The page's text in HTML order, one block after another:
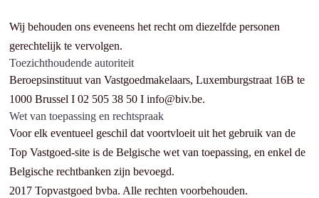
Wij behouden ons eveneens het recht om diezelfde personen
gerechtelijk te vervolgen.
Toezichthoudende autoriteit
Beroepsinstituut van Vastgoedmakelaars, Luxemburgstraat 16B te
1000 Brussel I 02 505 38 50 I info@biv.be.
Wet van toepassing en rechtspraak
Voor elk eventueel geschil dat voortvloeit uit het gebruik van de
Top Vastgoed-site is de Belgische wet van toepassing, en enkel de
Belgische rechtbanken zijn bevoegd.
2017 Topvastgoed bvba. Alle rechten voorbehouden.